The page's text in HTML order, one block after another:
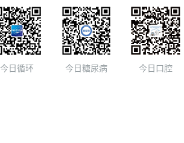
今日循环 今日糖尿病 今日口腔